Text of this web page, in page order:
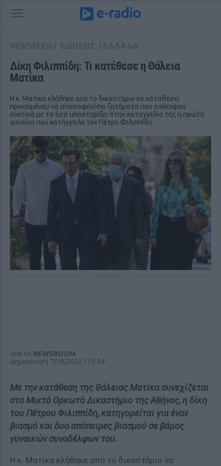
Δίκη Φιλιππίδη: Τι κατέθεσε η Θάλεια
Ματίκα
Η κ. Ματίκα κλήθηκε από το δικαστήριο να καταθέσει
προκειμένου να αποσαφηνίσει ζητήματα που ανέκυψαν
σχετικά με τα όσα υποστηρίζει στην καταγγελία της η πρώτη
γυναίκα που κατήγγειλε τον Πέτρο Φιλιππίδη.
Από το NEWSROOM
Δημοσίευση 7/10/2022 | 13:34
Με την κατάθεση της Θάλειας Ματίκα συνεχίζεται
στο Μικτό Ορκωτό Δικαστήριο της Αθήνας, η δίκη
του Πέτρου Φιλιππίδη, κατηγορείται για έναν
βιασμό και δυο απόπειρες βιασμού σε βάρος
γυναικών συναδέλφων του.
Η κ. Ματίκα κλήθηκε από το δικαστήριο να